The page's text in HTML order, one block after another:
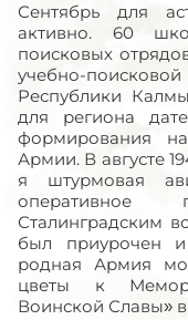
Сентябрь для
активно. 60
поисковых
учебно-
Республики
для региона
формирования
Армии. В августе
я штурмовая
оперативное
Сталинградским
был приурочен
родная Армия
цветы к
Воинской Славы»